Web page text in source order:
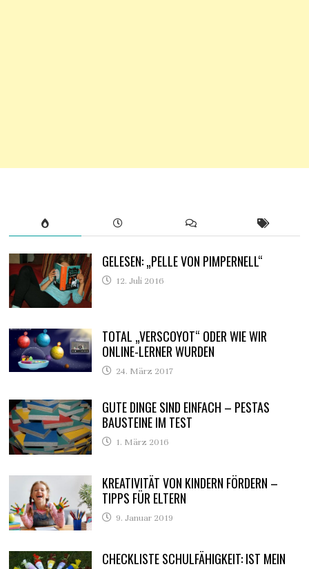
GELESEN: „PELLE VON PIMPERNELL“
12. Juli 2016
TOTAL „VERSCOYOT“ ODER WIE WIR
ONLINE-LERNER WURDEN
24. März 2017
GUTE DINGE SIND EINFACH – PESTAS
BAUSTEINE IM TEST
1. März 2016
KREATIVITÄT VON KINDERN FÖRDERN –
TIPPS FÜR ELTERN
9. Januar 2019
CHECKLISTE SCHULFÄHIGKEIT: IST MEIN